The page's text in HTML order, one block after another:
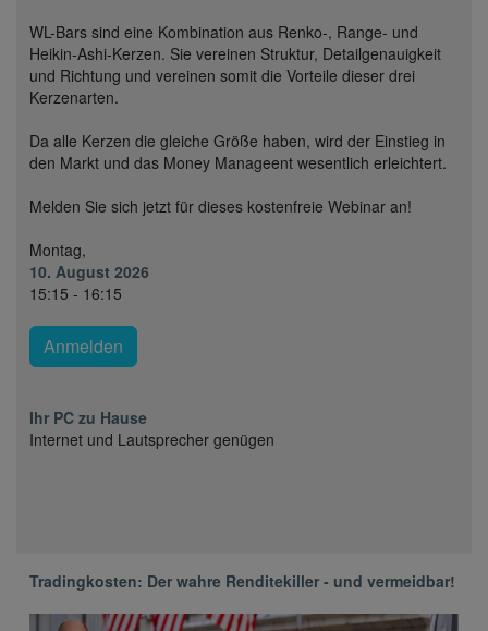
WL-Bars sind eine Kombination aus Renko-, Range- und
Heikin-Ashi-Kerzen. Sie vereinen Struktur, Detailgenauigkeit
und Richtung und vereinen somit die Vorteile dieser drei
Kerzenarten.
Da alle Kerzen die gleiche Größe haben, wird der Einstieg in
den Markt und das Money Manageent wesentlich erleichtert.
Melden Sie sich jetzt für dieses kostenfreie Webinar an!
Montag,
10. August 2026
15:15 - 16:15
Anmelden
Ihr PC zu Hause
Internet und Lautsprecher genügen
Tradingkosten: Der wahre Renditekiller - und vermeidbar!